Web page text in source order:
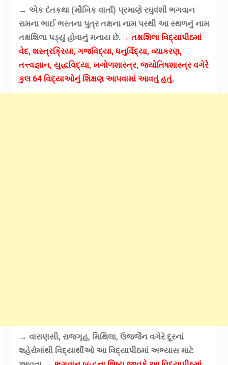
→ એક દંતકથા (મૌખિક વાર્તા) પ્રમાણે રઘુવંશી ભગવાન
રામના ભાઈ ભરતના પુત્ર તક્ષના નામ પરથી આ સ્થળનું નામ
તક્ષશિલા પડ્યું હોવાનું મનાય છે. → તક્ષશિલા વિદ્યાપીઠમાં
વેદ, શસ્ત્રક્રિયા, ગજવિદ્યા, ધનુર્વિદ્યા, વ્યાકરણ,
તત્ત્વજ્ઞાન, યુદ્ધવિદ્યા, ખગોળશાસ્ત્ર, જ્યોતિષશાસ્ત્ર વગેરે
કુલ 64 વિદ્યાઓનું શિક્ષણ આપવામાં આવતું હતું.
→ વારાણસી, રાજગૃહ, મિથિલા, ઉજ્જૈન વગેરે દૂરનાં
શહેરોમાંથી વિદ્યાર્થીઓ આ વિદ્યાપીઠમાં અભ્યાસ માટે